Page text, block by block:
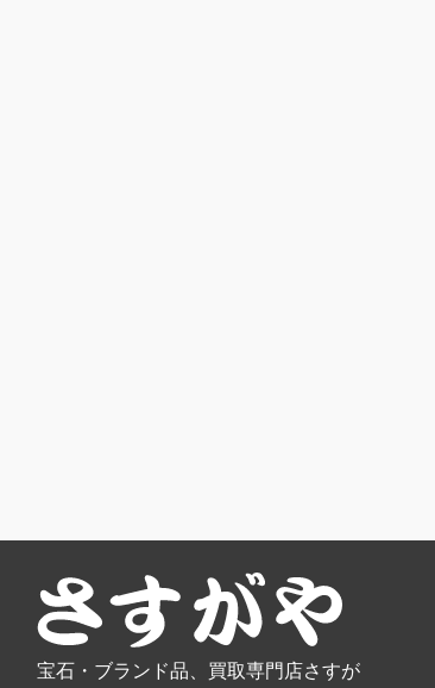
宝石・ブランド品、買取専門店さすが